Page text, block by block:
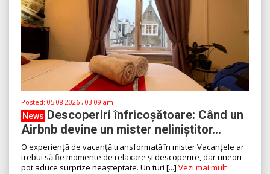
Posted: 05.08.2026 , 03:09 am
News Descoperiri înfricoșătoare: Când un
Airbnb devine un mister neliniștitor...
O experiență de vacanță transformată în mister Vacanțele ar
trebui să fie momente de relaxare și descoperire, dar uneori
pot aduce surprize neașteptate. Un turi [...] Vezi mai mult